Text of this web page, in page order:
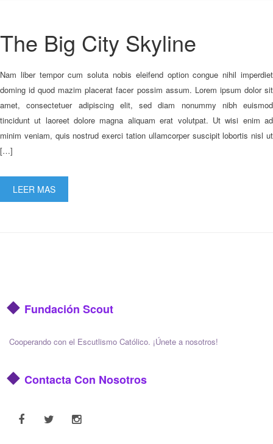
The Big City Skyline
Nam liber tempor cum soluta nobis eleifend option congue nihil imperdiet
doming id quod mazim placerat facer possim assum. Lorem ipsum dolor sit
amet, consectetuer adipiscing elit, sed diam nonummy nibh euismod
tincidunt ut laoreet dolore magna aliquam erat volutpat. Ut wisi enim ad
minim veniam, quis nostrud exerci tation ullamcorper suscipit lobortis nisl ut
[…]
LEER MAS
Fundación Scout
Cooperando con el Escutlismo Católico. ¡Únete a nosotros!
Contacta Con Nosotros